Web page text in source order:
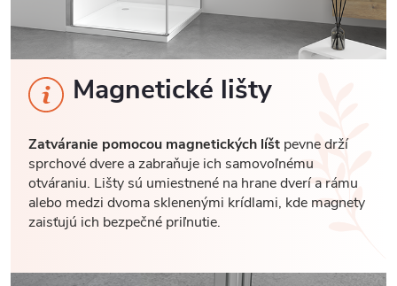
Magnetické lišty
Zatváranie pomocou magnetických líšt pevne drží
sprchové dvere a zabraňuje ich samovoľnému
otváraniu. Lišty sú umiestnené na hrane dverí a rámu
alebo medzi dvoma sklenenými krídlami, kde magnety
zaisťujú ich bezpečné priľnutie.